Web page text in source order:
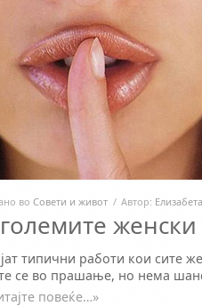
во Совети и живот / Автор:
женски
типични работи кои сите
се во прашање, но нема
повеќе…»